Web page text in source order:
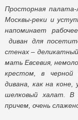
Просторная
Москвы-реки и
напоминает
диван для
стенах–
мать Евсевия,
крестом, в черной
дивана, как на коне,
шелковый халат. В
причем, очень